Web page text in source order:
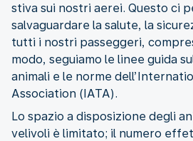
stiva sui nostri aerei. Questo ci
salvaguardare la salute, la
tutti i nostri passeggeri,
modo, seguiamo le linee guida
animali e le norme
Association (IATA).
Lo spazio a disposizione degli
velivoli è limitato; il numero